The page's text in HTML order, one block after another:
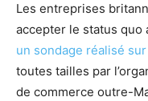
Les entreprises
accepter le status quo
un sondage réalisé
toutes tailles par
de commerce outre-